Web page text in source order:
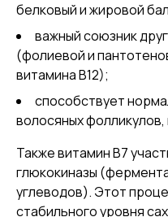
белковый и жировой
важный союзник
(фолиевой и
витамина В12);
способствует
волосяных
Также витамин В7
глюкокиназы
углеводов). Этот
стабильного уровня